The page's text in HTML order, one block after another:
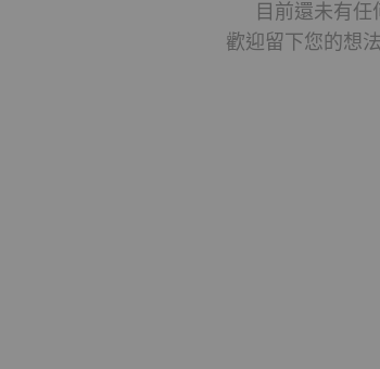
，原來我們在某些部分如此相像。」
目前還未有任
歡迎留下您的想